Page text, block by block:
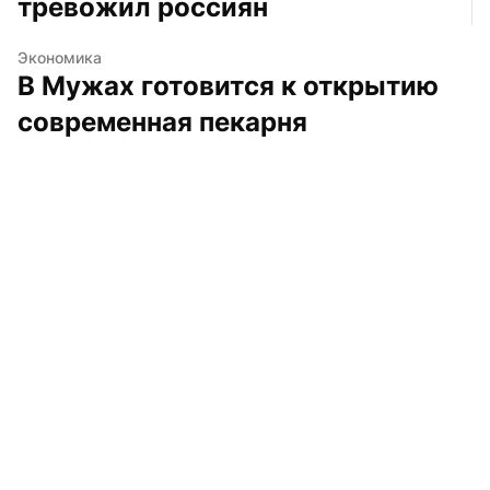
тревожил россиян
Экономика
В Мужах готовится к открытию
современная пекарня